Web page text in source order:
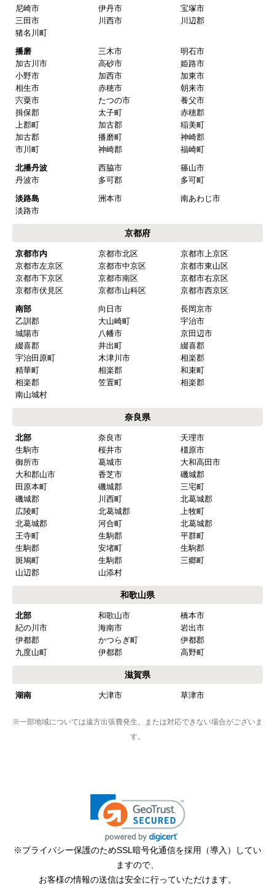
尼崎市
伊丹市
宝塚市
三田市
川西市
川辺郡
猪名川町
播磨
三木市
明石市
加古川市
高砂市
姫路市
小野市
加西市
加東市
相生市
赤穂市
朝来市
宍粟市
たつの市
養父市
揖保郡
太子町
赤穂郡
上郡町
加古郡
稲美町
加古郡
播磨町
神崎郡
市川町
神崎郡
福崎町
北播丹波
西脇市
篠山市
丹波市
多可郡
多可町
淡路島
洲本市
南あわじ市
淡路市
京都府
京都市内 京都市北区
京都市上京区
京都市左京区
京都市中京区
京都市東山区
京都市下京区
京都市南区
京都市右京区
京都市伏見区
京都市山科区
京都市西京区
南部
向日市
長岡京市
乙訓郡
大山崎町
宇治市
城陽市
八幡市
京田辺市
綴喜郡
井出町
綴喜郡
宇治田原町
木津川市
相楽郡
精華町
相楽郡
和束町
相楽郡
笠置町
相楽郡
南山城村
奈良県
北部 奈良市
天理市
生駒市
桜井市
橿原市
御所市
葛城市
大和高田市
大和郡山市
香芝市
磯城郡
田原本町
磯城郡
三宅町
磯城郡
川西町
北葛城郡
広陵町
北葛城郡
上牧町
北葛城郡
河合町
北葛城郡
王寺町
生駒郡
平群町
生駒郡
安堵町
生駒郡
斑鳩町
生駒郡
三郷町
山辺郡
山添村
和歌山県
北部 和歌山市
橋本市
紀の川市
海南市
岩出市
伊都郡
かつらぎ町
伊都郡
九度山町
伊都郡 高野町
滋賀県
湖南 大津市 草津市
※一部地域については遠方出張費発生、または対応できない場合がございま
す。
※プライバシー保護のためSSL暗号化通信を採用（導入）してい
ますので、
お客様の情報の送信は安全に行っていただけます。